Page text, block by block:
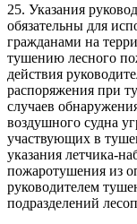
25. Указания
обязательны для
гражданами на
тушению лесного
действия
распоряжения при
случаев
воздушного судна
участвующих в
указания летчика-
пожаротушения из
руководителем
подразделений